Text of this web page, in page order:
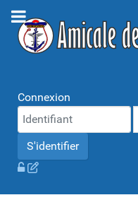
Connexion
S'identifier